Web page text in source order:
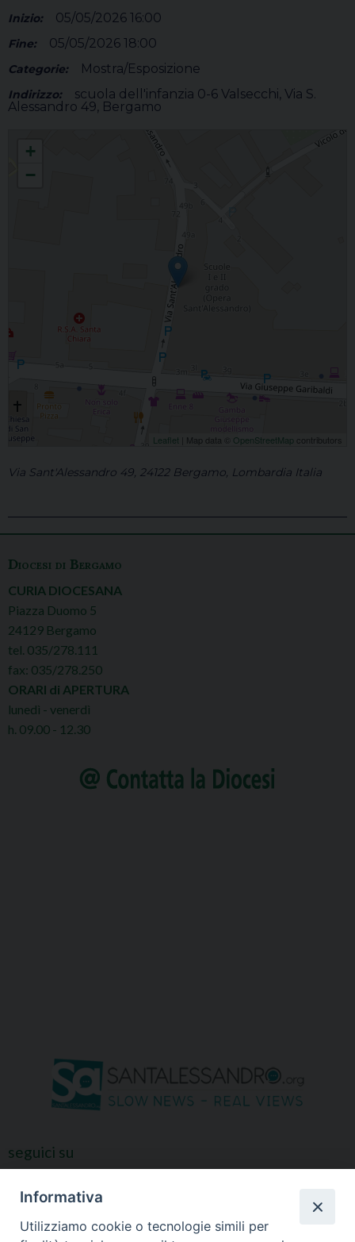
Inizio:
05/05/2026 16:00
Fine: 05/05/2026 18:00
Categorie: Mostra/Esposizione
Indirizzo:
scuola dell'infanzia 0-6 Valsecchi, Via S.
Alessandro 49, Bergamo
+
−
Leaflet | Map data © OpenStreetMap contributors
Via Sant'Alessandro 49, 24122 Bergamo, Lombardia Italia
Diocesi di Bergamo
CURIA DIOCESANA
Piazza Duomo 5
24129 Bergamo
tel. 035/278.111
fax: 035/278.250
ORARI di APERTURA
lunedì - venerdì
h. 09.00 - 12.30
seguici su
Informativa
Utilizziamo cookie o tecnologie simili per